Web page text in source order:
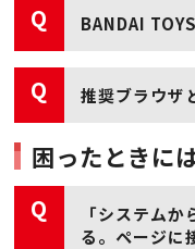
Q BANDAI
Q 推奨ブラウザ
困ったときに
Q
「システム
る。ページに